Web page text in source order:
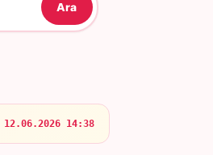
Ara
12.06.2026 14:38